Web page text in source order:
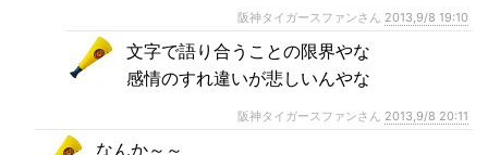
阪神タイガースファンさん 2013,9/8 19:10
文字で語り合うことの限界やな
感情のすれ違いが悲しいんやな
阪神タイガースファンさん 2013,9/8 20:11
なんか～～